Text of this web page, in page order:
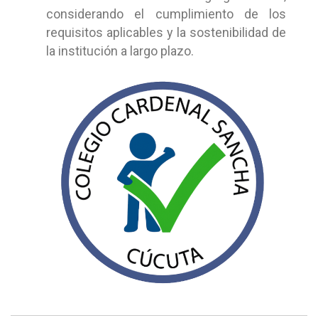
considerando el cumplimiento de los
requisitos aplicables y la sostenibilidad de
la institución a largo plazo.